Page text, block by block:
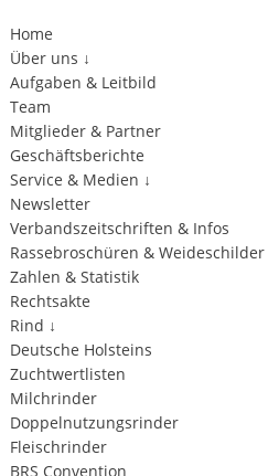
Home
Über uns ↓
Aufgaben & Leitbild
Team
Mitglieder & Partner
Geschäftsberichte
Service & Medien ↓
Newsletter
Verbandszeitschriften & Infos
Rassebroschüren & Weideschilder
Zahlen & Statistik
Rechtsakte
Rind ↓
Deutsche Holsteins
Zuchtwertlisten
Milchrinder
Doppelnutzungsrinder
Fleischrinder
BRS Convention